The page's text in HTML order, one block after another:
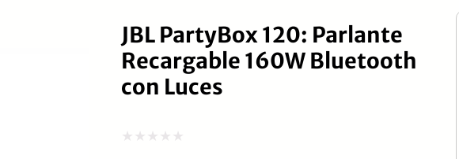
JBL PartyBox 120: Parlante
Recargable 160W Bluetooth
con Luces